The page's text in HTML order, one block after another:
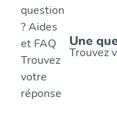
Une
Trouvez